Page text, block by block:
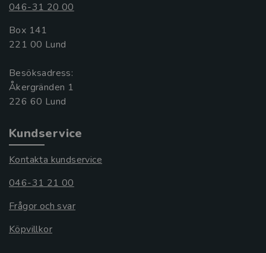
046-31 20 00
Box 141
221 00 Lund
Besöksadress:
Åkergränden 1
Kundservice
Kontakta kundservice
046-31 21 00
Frågor och svar
Köpvillkor